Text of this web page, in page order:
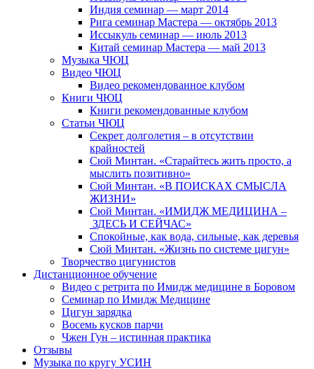
Индия семинар — март 2014
Рига семинар Мастера — октябрь 2013
Иссыкуль семинар — июль 2013
Китай семинар Мастера — май 2013
Музыка ЧЮЦ
Видео ЧЮЦ
Видео рекомендованное клубом
Книги ЧЮЦ
Книги рекомендованные клубом
Статьи ЧЮЦ
Секрет долголетия – в отсутствии
крайностей
Сюй Минтан. «Старайтесь жить просто, а
мыслить позитивно»
Сюй Минтан. «В ПОИСКАХ СМЫСЛА
ЖИЗНИ»
Сюй Минтан. «ИМИДЖ МЕДИЦИНА –
ЗДЕСЬ И СЕЙЧАС»
Спокойные, как вода, сильные, как деревья
Сюй Минтан. «Жизнь по системе цигун»
Творчество цигунистов
Дистанционное обучение
Видео с ретрита по Имидж медицине в Боровом
Семинар по Имидж Медицине
Цигун зарядка
Восемь кусков парчи
Чжен Гун – истинная практика
Отзывы
Музыка по кругу УСИН